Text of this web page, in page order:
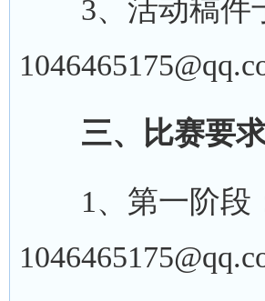
3、活动稿件
三、比赛要
1、第一阶段